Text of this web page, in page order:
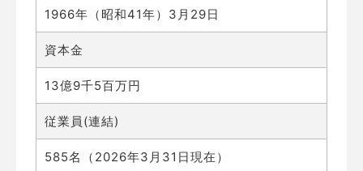
1966年（昭和41年）3月29日
資本金
13億9千5百万円
従業員(連結)
585名（2026年3月31日現在）